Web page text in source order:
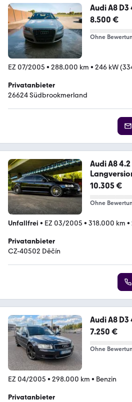
Audi A8
8.500 €
Ohne
EZ 07/2005 • 288.000 km • 246 kW
Privatanbieter
26624 Südbrookmerland
Audi A8
10.305 €
Ohne
Unfallfrei • EZ 03/2005 • 318.000 km •
Privatanbieter
CZ-40502 Děčín
Audi A8 D3
7.250 €
Ohne
EZ 04/2005 • 298.000 km • Benzin
Privatanbieter